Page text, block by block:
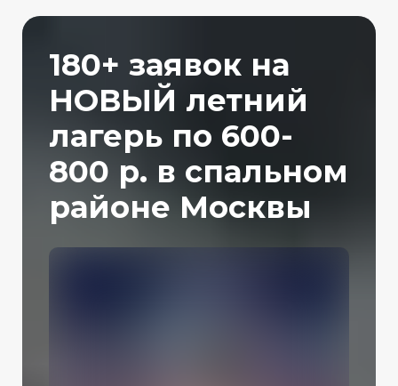
180+ заявок на
НОВЫЙ летний
лагерь по 600-
800 р. в спальном
районе Москвы